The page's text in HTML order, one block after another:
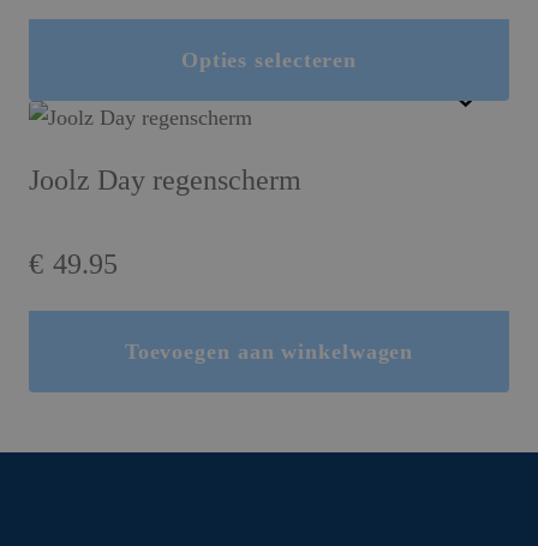
Opties selecteren
Joolz Day regenscherm
€ 49.95
Toevoegen aan winkelwagen